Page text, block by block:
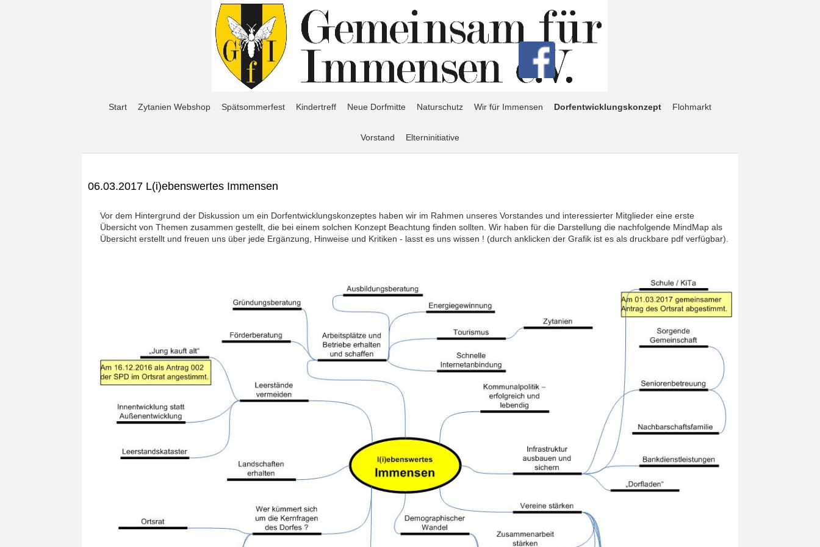
Start Zytanien Webshop Spätsommerfest Kindertreff Neue Dorfmitte Naturschutz Wir für Immensen Dorfentwicklungskonzept Flohmarkt
Vorstand Elterninitiative
06.03.2017 L(i)ebenswertes Immensen
Vor dem Hintergrund der Diskussion um ein Dorfentwicklungskonzeptes haben wir im Rahmen unseres Vorstandes und interessierter Mitglieder eine erste
Übersicht von Themen zusammen gestellt, die bei einem solchen Konzept Beachtung finden sollten. Wir haben für die Darstellung die nachfolgende MindMap als
Übersicht erstellt und freuen uns über jede Ergänzung, Hinweise und Kritiken - lasst es uns wissen ! (durch anklicken der Grafik ist es als druckbare pdf verfügbar).